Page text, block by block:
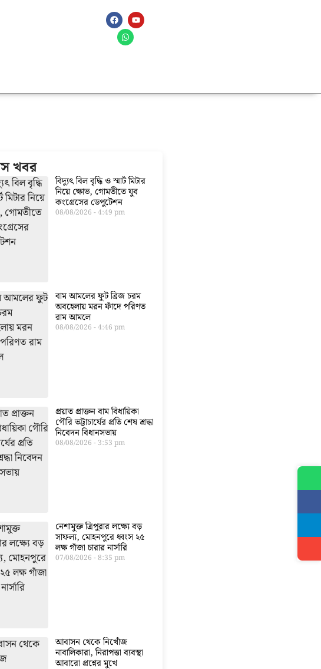
খবর
বিদ্যুৎ বিল বৃদ্ধি ও স্মার্ট মিটার
নিয়ে ক্ষোভ, গোমতীতে যুব
কংগ্রেসের ডেপুটেশন
08/08/2026 4:49 pm
বাম আমলের ফুট ব্রিজ চরম
অবহেলায় মরন ফাঁদে পরিণত
রাম আমলে
08/08/2026 4:46 pm
প্রয়াত প্রাক্তন বাম বিধায়িকা
গৌরি ভট্টাচার্যের প্রতি শেষ শ্রদ্ধা
নিবেদন বিধানসভায়
08/08/2026 3:53 pm
নেশামুক্ত ত্রিপুরার লক্ষ্যে বড়
সাফল্য, মোহনপুরে ধ্বংস ২৫
লক্ষ গাঁজা চারার নার্সারি
07/08/2026 8:35 pm
আবাসন থেকে নিখোঁজ
নাবালিকারা, নিরাপত্তা ব্যবস্থা
আবারো প্রশ্নের মুখে